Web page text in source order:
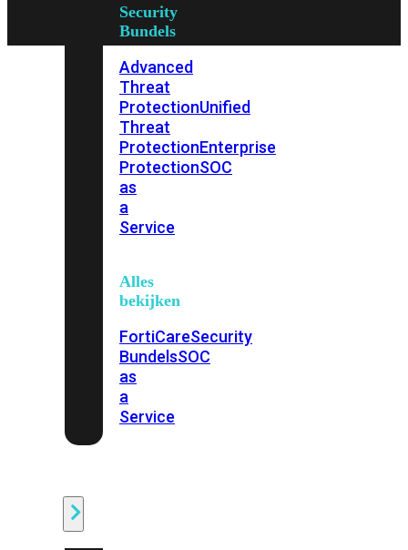
Security
Bundels
Advanced
Threat
ProtectionUnified
Threat
ProtectionEnterprise
ProtectionSOC
as
a
Service
Alles
bekijken
FortiCareSecurity
BundelsSOC
as
a
Service